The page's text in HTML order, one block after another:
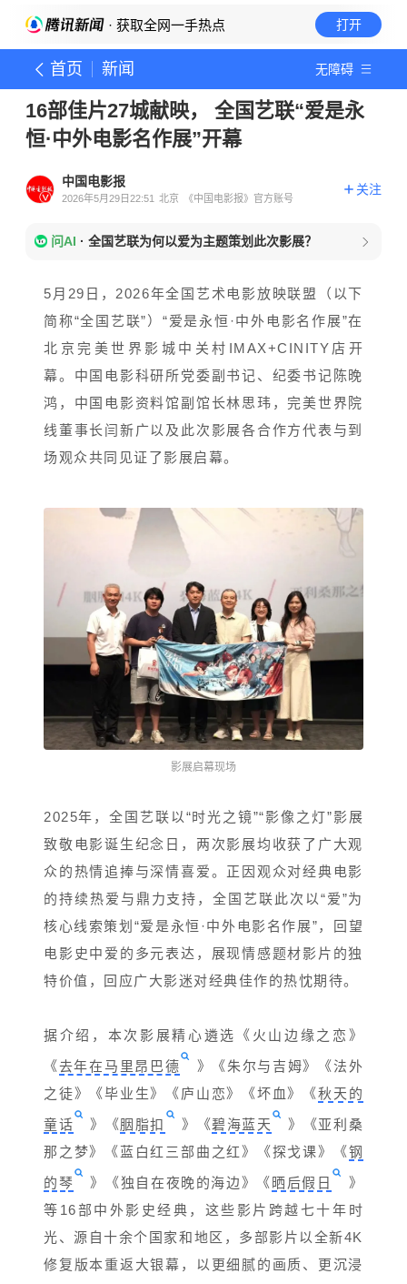
· 获取全网一手热点 打开
首页 新闻 无障碍
16部佳片27城献映， 全国艺联“爱是永
恒·中外电影名作展”开幕
中国电影报
2026年5月29日22:51 北京 《中国电影报》官方账号
关注
问AI · 全国艺联为何以爱为主题策划此次影展？
5月29日，2026年全国艺术电影放映联盟（以下
简称“全国艺联”）“爱是永恒·中外电影名作展”在
北京完美世界影城中关村IMAX+CINITY店开
幕。中国电影科研所党委副书记、纪委书记陈晚
鸿，中国电影资料馆副馆长林思玮，完美世界院
线董事长闫新广以及此次影展各合作方代表与到
场观众共同见证了影展启幕。
影展启幕现场
2025年，全国艺联以“时光之镜”“影像之灯”影展
致敬电影诞生纪念日，两次影展均收获了广大观
众的热情追捧与深情喜爱。正因观众对经典电影
的持续热爱与鼎力支持，全国艺联此次以“爱”为
核心线索策划“爱是永恒·中外电影名作展”，回望
电影史中爱的多元表达，展现情感题材影片的独
特价值，回应广大影迷对经典佳作的热忱期待。
据介绍，本次影展精心遴选《火山边缘之恋》
《去年在马里昂巴德
》《朱尔与吉姆》《法外
之徒》《毕业生》《 庐山恋》《坏血》《秋天的
童话
》《胭脂扣 》《碧海蓝天
》《亚利桑
那之梦》《蓝白红三部曲之红》《探戈课》《钢
的琴
》《独自在夜晚的海边》《 晒后假日
》
等16部中外影史经典，这些影片跨越七十年时
光、源自十余个国家和地区，多部影片以全新4K
修复版本重返大银幕，以更细腻的画质、更沉浸